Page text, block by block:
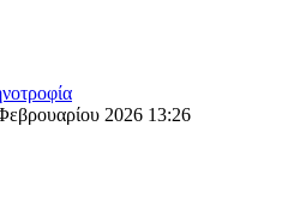
2026 13:26